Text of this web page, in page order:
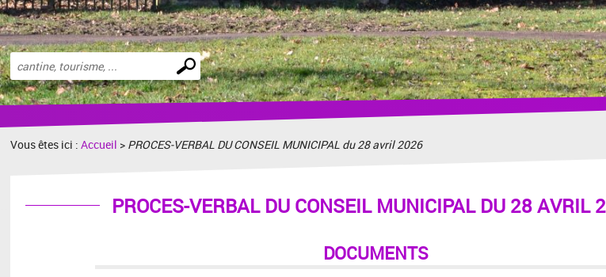
Effectuer
une
recherche
Vous êtes ici :Accueil > PROCES-VERBAL DU CONSEIL MUNICIPAL du 28 avril 2026
PROCES-VERBAL DU CONSEIL MUNICIPAL DU 28 AVRIL
DOCUMENTS